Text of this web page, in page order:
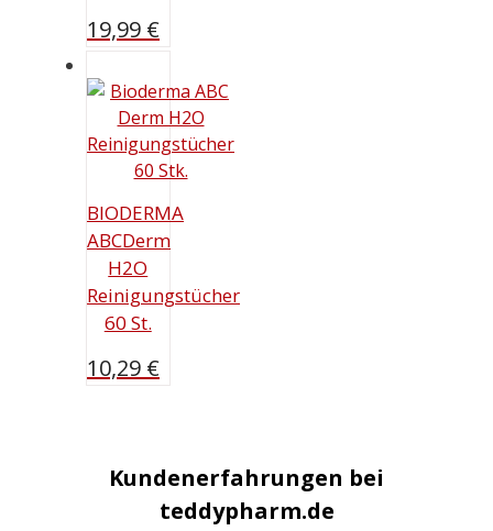
19,99 €
BIODERMA
ABCDerm
H2O
Reinigungstücher
60 St.
10,29 €
Kundenerfahrungen bei
teddypharm.de